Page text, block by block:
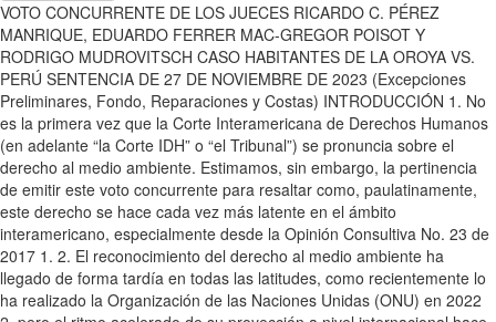
VOTO CONCURRENTE DE LOS JUECES RICARDO C. PÉREZ
MANRIQUE, EDUARDO FERRER MAC-GREGOR POISOT Y
RODRIGO MUDROVITSCH CASO HABITANTES DE LA OROYA VS.
PERÚ SENTENCIA DE 27 DE NOVIEMBRE DE 2023 (Excepciones
Preliminares, Fondo, Reparaciones y Costas) INTRODUCCIÓN 1. No
es la primera vez que la Corte Interamericana de Derechos Humanos
(en adelante “la Corte IDH” o “el Tribunal”) se pronuncia sobre el
derecho al medio ambiente. Estimamos, sin embargo, la pertinencia
de emitir este voto concurrente para resaltar como, paulatinamente,
este derecho se hace cada vez más latente en el ámbito
interamericano, especialmente desde la Opinión Consultiva No. 23 de
2017 1. 2. El reconocimiento del derecho al medio ambiente ha
llegado de forma tardía en todas las latitudes, como recientemente lo
ha realizado la Organización de las Naciones Unidas (ONU) en 2022